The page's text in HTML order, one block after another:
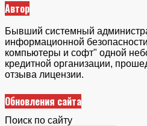
Автор
Бывший системный
информационной
компьютеры и софт" одной
кредитной организации,
отзыва лицензии.
Обновления сайта
Поиск по сайту